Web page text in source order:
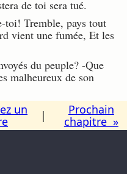
de toi sera tué.
toi! Tremble, pays tout
vient une fumée, Et les
du peuple? -Que
malheureux de son
un
|
Prochain
chapitre »